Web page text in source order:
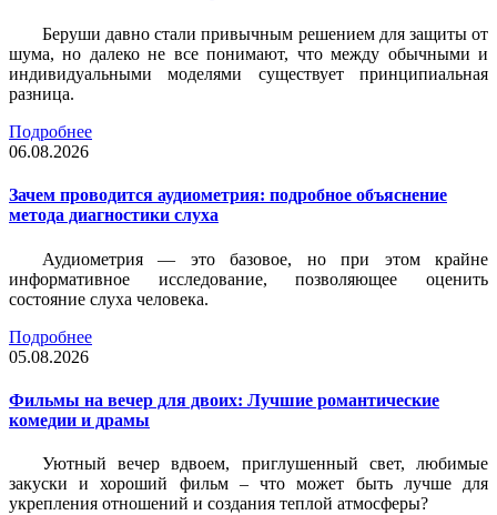
Беруши давно стали привычным решением для защиты от
шума, но далеко не все понимают, что между обычными и
индивидуальными моделями существует принципиальная
разница.
Подробнее
06.08.2026
Зачем проводится аудиометрия: подробное объяснение
метода диагностики слуха
Аудиометрия — это базовое, но при этом крайне
информативное исследование, позволяющее оценить
состояние слуха человека.
Подробнее
05.08.2026
Фильмы на вечер для двоих: Лучшие романтические
комедии и драмы
Уютный вечер вдвоем, приглушенный свет, любимые
закуски и хороший фильм – что может быть лучше для
укрепления отношений и создания теплой атмосферы?